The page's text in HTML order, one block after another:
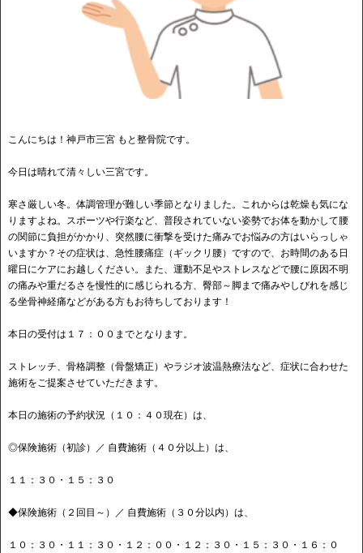
こんにちは！神戸市三宮 もと整骨院です。
今日は晴れて清々しい三宮です。
寒さ厳しい冬。体調管理が難しい季節となりました。これからは乾燥も気にな
りますよね。スポーツや行楽など、普段されていない姿勢でお体を動かして腰
の関節に負担がかかり、突然腰に衝撃を受けた痛みでお悩みの方はいらっしゃ
いますか？その症状は、急性腰痛症（ギックリ腰）ですので、お時間のある日
曜日にケアにお越しください。また、運動不足やストレスなどで腰に原因不明
の痛みや重だるさを慢性的に感じられる方、臀部～脚まで痛みやしびれを感じ
る坐骨神経痛などがある方もお待ちしております！
本日の受付は１７：００までとなります。
ストレッチ、骨格調整（骨盤矯正）やラジオ波温熱療法など、症状に合わせた
施術をご提案させていただきます。
本日の施術の予約状況（１０：４０現在）は、
◎保険施術（初診）／ 自費施術（４０分以上）は、
１１：３０・１５：３０
◆保険施術（２回目～）／ 自費施術（３０分以内）は、
１０：３０・１１：３０・１２：００・１２：３０・１５：３０・１６：０